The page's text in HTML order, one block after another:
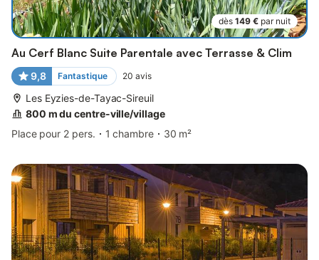
dès 149 € par nuit
Au Cerf Blanc Suite Parentale avec Terrasse & Clim
9,8 Fantastique 20 avis
Les Eyzies-de-Tayac-Sireuil
800 m du centre-ville/village
Place pour 2 pers.
1 chambre 30 m²